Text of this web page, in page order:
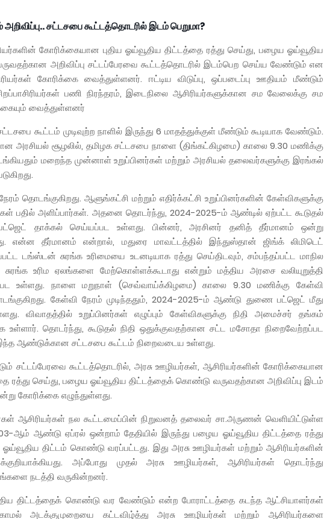
சட்டசபை கூட்டத்தொடரில் இடம் பெறுமா?
கோரிக்கையான புதிய ஓய்வூதிய திட்டத்தை ரத்து செய்து, பழைய ஓய்வூதிய
அறிவிப்பு சட்டப்பேரவை கூட்டத்தொடரில் இடம்பெற செய்ய வேண்டும் என
கோரிக்கை வைத்துள்ளனர். ஈட்டிய விடுப்பு, ஒப்படைப்பு ஊதியம் மீண்டும்
பணி நிரந்தரம், இடைநிலை ஆசிரியர்களுக்கான சம வேலைக்கு சம
வைத்துள்ளனர்
கூட்டம் முடிவுற்ற நாளில் இருந்து 6 மாதத்துக்குள் மீண்டும் கூடியாக வேண்டும்.
அரசியல் சூழலில், தமிழக சட்டசபை நாளை (திங்கட்கிழமை) காலை 9.30 மணிக்கு
மறைந்த முன்னாள் உறுப்பினர்கள் மற்றும் அரசியல் தலைவர்களுக்கு இரங்கல்
தொடங்குகிறது. ஆளுங்கட்சி மற்றும் எதிர்க்கட்சி உறுப்பினர்களின் கேள்விகளுக்கு
பதில் அளிப்பார்கள். அதனை தொடர்ந்து, 2024-2025-ம் ஆண்டில் ஏற்பட்ட கூடுதல்
தாக்கல் செய்யப்பட உள்ளது. பின்னர், அரசினர் தனித் தீர்மானம் ஒன்று
என்ன தீர்மானம் என்றால், மதுரை மாவட்டத்தில் இந்துஸ்தான் ஜிங்க் லிமிடெட்
டங்ஸ்டன் சுரங்க உரிமையை உடனடியாக ரத்து செய்திடவும், சம்பந்தப்பட்ட மாநில
சுரங்க உரிம ஏலங்களை மேற்கொள்ளக்கூடாது என்றும் மத்திய அரசை வலியுறுத்தி
உள்ளது. நாளை மறுநாள் (செவ்வாய்க்கிழமை) காலை 9.30 மணிக்கு கேள்வி
கேள்வி நேரம் முடிந்ததும், 2024-2025-ம் ஆண்டு துணை பட்ஜெட் மீது
விவாதத்தில் உறுப்பினர்கள் எழுப்பும் கேள்விகளுக்கு நிதி அமைச்சர் தங்கம்
உள்ளார். தொடர்ந்து, கூடுதல் நிதி ஒதுக்குவதற்கான சட்ட மசோதா நிறைவேற்றப்பட
ஆண்டுக்கான சட்டசபை கூட்டம் நிறைவடைய உள்ளது.
சட்டப்பேரவை கூட்டத்தொடரில், அரசு ஊழியர்கள், ஆசிரியர்களின் கோரிக்கையான
ரத்து செய்து, பழைய ஓய்வூதிய திட்டத்தைக் கொண்டு வருவதற்கான அறிவிப்பு இடம்
கோரிக்கை எழுந்துள்ளது.
ஆசிரியர்கள் நல கூட்டமைப்பின் நிறுவனத் தலைவர் சா.அருணன் வெளியிட்டுள்ள
ஆம் ஆண்டு ஏப்ரல் ஒன்றாம் தேதியில் இருந்து பழைய ஓய்வூதிய திட்டத்தை ரத்து
ஓய்வூதிய திட்டம் கொண்டு வரப்பட்டது. இது அரசு ஊழியர்கள் மற்றும் ஆசிரியர்களின்
அப்போது முதல் அரசு ஊழியர்கள், ஆசிரியர்கள் தொடர்ந்து
நடத்தி வருகின்றனர்.
திட்டத்தைக் கொண்டு வர வேண்டும் என்ற போராட்டத்தை கடந்த ஆட்சியாளர்கள்
அடக்குமுறையை கட்டவிழ்த்து அரசு ஊழியர்கள் மற்றும் ஆசிரியர்களை